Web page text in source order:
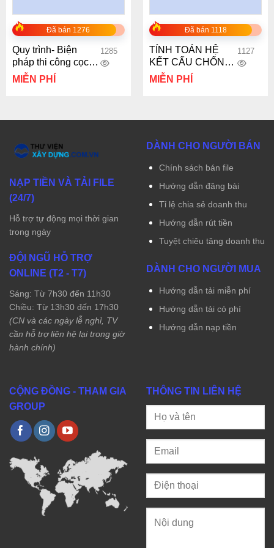
Đã bán 1276
Quy trình- Biện
pháp thi công cọc
tre
1285
MIỄN PHÍ
Đã bán 1118
TÍNH TOÁN HỆ
KẾT CẤU CHỐNG
ĐỠ TƯỜNG VÂY
HỖN HỢP
1127
MIỄN PHÍ
NẠP TIỀN VÀ TẢI FILE
(24/7)
Hỗ trợ tự động mọi thời gian
trong ngày
ĐỘI NGŨ HỖ TRỢ
ONLINE (T2 - T7)
Sáng: Từ 7h30 đến 11h30
Chiều: Từ 13h30 đến 17h30
(CN và các ngày lễ nghỉ, TV
cần hỗ trợ liên hệ lại trong giờ
hành chính)
DÀNH CHO NGƯỜI BÁN
Chính sách bán file
Hướng dẫn đăng bài
Tỉ lệ chia sẻ doanh thu
Hướng dẫn rút tiền
Tuyệt chiêu tăng doanh thu
DÀNH CHO NGƯỜI MUA
Hướng dẫn tải miễn phí
Hướng dẫn tải có phí
Hướng dẫn nạp tiền
CỘNG ĐỒNG - THAM GIA
GROUP
THÔNG TIN LIÊN HỆ